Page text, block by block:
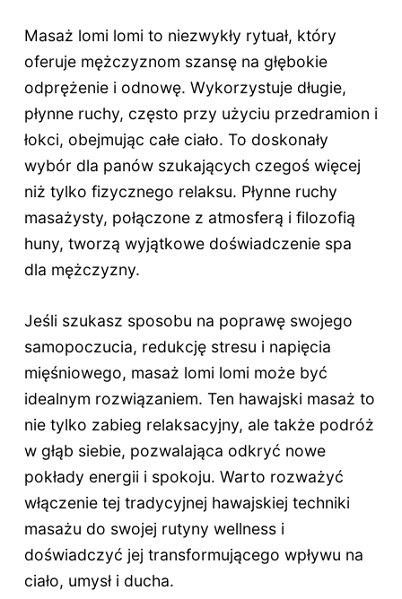
Masaż lomi lomi to niezwykły rytuał, który
oferuje mężczyznom szansę na głębokie
odprężenie i odnowę. Wykorzystuje długie,
płynne ruchy, często przy użyciu przedramion i
łokci, obejmując całe ciało. To doskonały
wybór dla panów szukających czegoś więcej
niż tylko fizycznego relaksu. Płynne ruchy
masażysty, połączone z atmosferą i filozofią
huny, tworzą wyjątkowe doświadczenie spa
dla mężczyzny.
Jeśli szukasz sposobu na poprawę swojego
samopoczucia, redukcję stresu i napięcia
mięśniowego, masaż lomi lomi może być
idealnym rozwiązaniem. Ten hawajski masaż to
nie tylko zabieg relaksacyjny, ale także podróż
w głąb siebie, pozwalająca odkryć nowe
pokłady energii i spokoju. Warto rozważyć
włączenie tej tradycyjnej hawajskiej techniki
masażu do swojej rutyny wellness i
doświadczyć jej transformującego wpływu na
ciało, umysł i ducha.